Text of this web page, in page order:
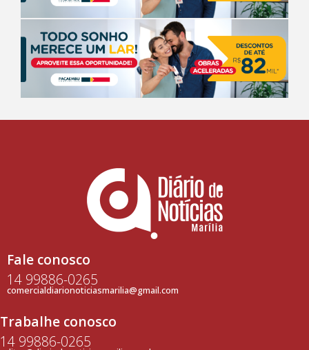
Fale conosco
14 99886-0265
comercialdiarionoticiasmarilia@gmail.com
Trabalhe conosco
14 99886-0265